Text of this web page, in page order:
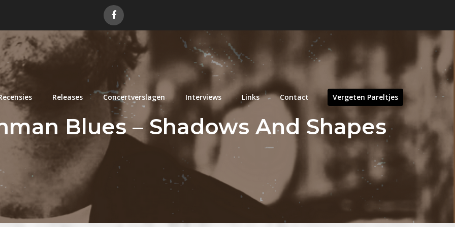
Releases Concertverslagen Interviews Links Contact Vergeten Pareltjes
Blues – Shadows And Shapes